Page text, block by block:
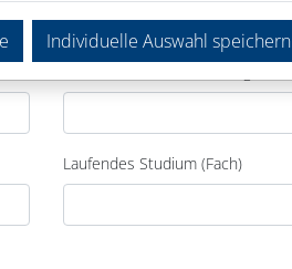
Laufendes Studium (Fach)
Individuelle Auswahl speichern